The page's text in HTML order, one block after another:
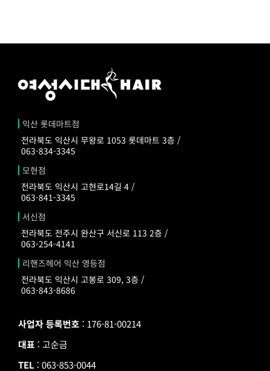
익산 롯데마트점
전라북도 익산시 무왕로 1053 롯데마트 3층 /
063-834-3345
모현점
전라북도 익산시 고현로14길 4 /
063-841-3345
서신점
전라북도 전주시 완산구 서신로 113 2층 /
063-254-4141
리핸즈헤어 익산 영등점
전라북도 익산시 고봉로 309, 3층 /
063-843-8686
사업자 등록번호 : 176-81-00214
대표 : 고순금
TEL : 063-853-0044